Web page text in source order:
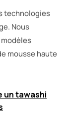
technologies
Nous
mousse haute
un tawashi